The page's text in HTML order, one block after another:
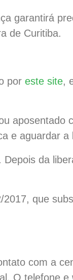
garantirá
de Curitiba.
por este site,
aposentado
e aguardar a
da
que
com a
O telefone e